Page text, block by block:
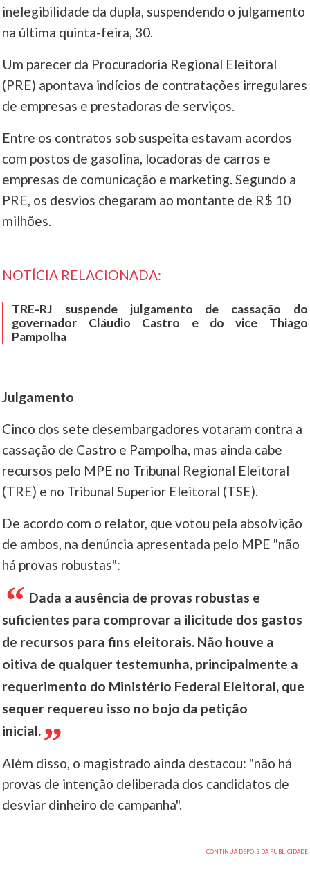
inelegibilidade da dupla, suspendendo o julgamento
na última quinta-feira, 30.
Um parecer da Procuradoria Regional Eleitoral
(PRE) apontava indícios de contratações irregulares
de empresas e prestadoras de serviços.
Entre os contratos sob suspeita estavam acordos
com postos de gasolina, locadoras de carros e
empresas de comunicação e marketing. Segundo a
PRE, os desvios chegaram ao montante de R$ 10
milhões.
NOTÍCIA RELACIONADA:
TRE-RJ suspende julgamento de cassação do
governador Cláudio Castro e do vice Thiago
Pampolha
Julgamento
Cinco dos sete desembargadores votaram contra a
cassação de Castro e Pampolha, mas ainda cabe
recursos pelo MPE no Tribunal Regional Eleitoral
(TRE) e no Tribunal Superior Eleitoral (TSE).
De acordo com o relator, que votou pela absolvição
de ambos, na denúncia apresentada pelo MPE "não
há provas robustas":
Dada a ausência de provas robustas e
suficientes para comprovar a ilicitude dos gastos
de recursos para fins eleitorais. Não houve a
oitiva de qualquer testemunha, principalmente a
requerimento do Ministério Federal Eleitoral, que
sequer requereu isso no bojo da petição
inicial.
Além disso, o magistrado ainda destacou: "não há
provas de intenção deliberada dos candidatos de
desviar dinheiro de campanha".